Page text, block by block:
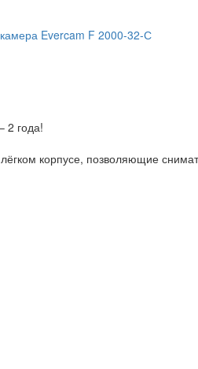
Evercam F 2000-32-С
2 года!
корпусе, позволяющие